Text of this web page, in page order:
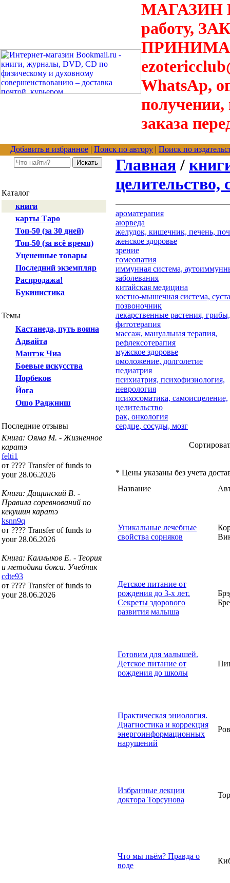
МАГАЗИН
работу,
WhatsAp,
получении,
заказа
Добавить в избранное | Поиск по автору | Поиск по
Каталог
книги
карты Таро
Топ-50 (за 30 дней)
Топ-50 (за всё время)
Уцененные товары
Последний экземпляр
Распродажа!
Букинистика
Темы
Кастанеда, путь воина
Адвайта
Мантэк Чиа
Боевые искусства
Норбеков
Йога
Ошо Раджниш
Последние отзывы
Книга: Ояма М. - Жизненное
каратэ
felti1
от ???? Transfer of funds to
your 28.06.2026
Книга: Дащинский В. -
Правила соревнований по
кекушин каратэ
ksnn9q
от ???? Transfer of funds to
your 28.06.2026
Книга: Калмыков Е. - Теория
и методика бокса. Учебник
cdte93
от ???? Transfer of funds to
your 28.06.2026
Главная /
целительство,
ароматерапия
аюрведа
желудок, кишечник, печень,
женское здоровье
зрение
гомеопатия
иммунная система,
заболевания
китайская медицина
костно-мышечная система,
позвоночник
лекарственные растения, грибы,
фитотерапия
массаж, мануальная терапия,
рефлексотерапия
мужское здоровье
омоложение, долголетие
педиатрия
психиатрия, психофизиология,
неврология
психосоматика, самоисцеление,
целительство
рак, онкология
сердце, сосуды, мозг
* Цены указаны без учета
Название
Уникальные лечебные
свойства сорняков
Детское питание от
рождения до 3-х лет.
Секреты здорового
развития малыша
Готовим для малышей.
Детское питание от
рождения до школы
Практическая эниология.
Диагностика и коррекция
энергоинформационных
нарушений
Избранные лекции
доктора Торсунова
Что мы пьём? Правда о
воде